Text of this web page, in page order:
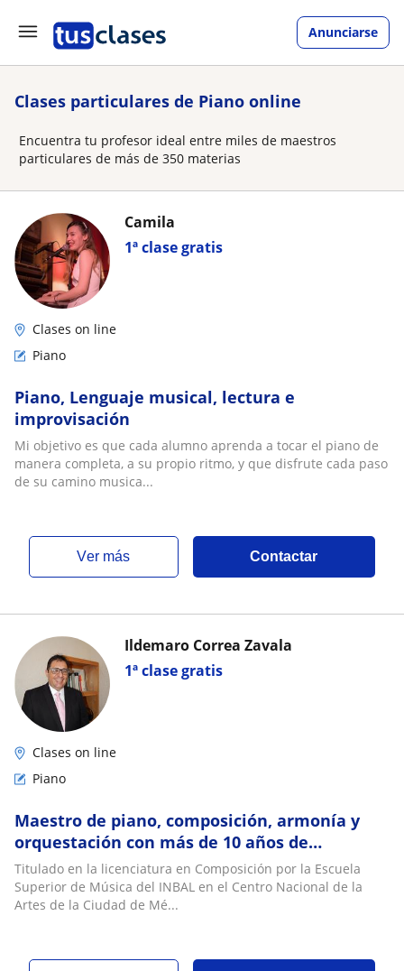
Anunciarse
Clases particulares de Piano online
Encuentra tu profesor ideal entre miles de maestros
particulares de más de 350 materias
1ª clase gratis
Camila
Clases on line
Piano
Piano, Lenguaje musical, lectura e
improvisación
Mi objetivo es que cada alumno aprenda a tocar el piano de
manera completa, a su propio ritmo, y que disfrute cada paso
de su camino musica...
ver más Contactar
1ª clase gratis
Ildemaro Correa Zavala
Clases on line
Piano
Maestro de piano, composición, armonía y
orquestación con más de 10 años de
experiencia docente
Titulado en la licenciatura en Composición por la Escuela
Superior de Música del INBAL en el Centro Nacional de la
Artes de la Ciudad de Mé...